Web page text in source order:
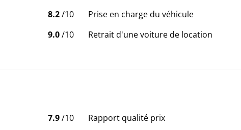
8.2/10
Prise en charge du véhicule
9.0/10 Retrait d'une voiture de location
7.9/10
Rapport qualité prix